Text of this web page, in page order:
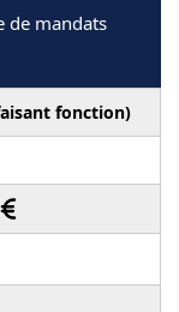
de mandats
fonction)